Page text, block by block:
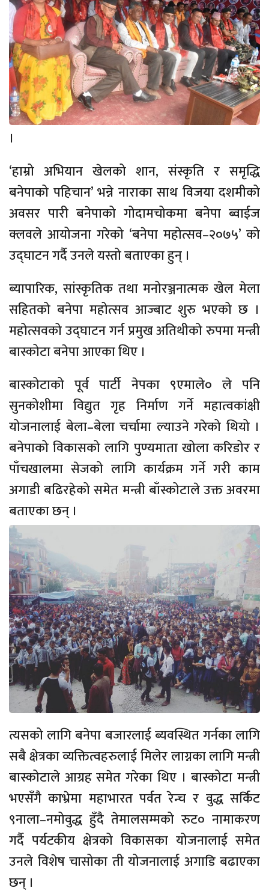
।
‘हाम्रो अभियान खेलको शान, संस्कृति र समृद्धि
बनेपाको पहिचान’ भन्ने नाराका साथ विजया दशमीको
अवसर पारी बनेपाको गोदामचोकमा बनेपा ब्वाईज
क्लवले आयोजना गरेको ‘बनेपा महोत्सव–२०७५’ को
उद्घाटन गर्दै उनले यस्तो बताएका हुन् ।
ब्यापारिक, सांस्कृतिक तथा मनोरञ्जनात्मक खेल मेला
सहितको बनेपा महोत्सव आज्बाट शुरु भएको छ ।
महोत्सवको उद्घाटन गर्न प्रमुख अतिथीको रुपमा मन्त्री
बास्कोटा बनेपा आएका थिए ।
बास्कोटाको पूर्व पार्टी नेपका ९एमाले० ले पनि
सुनकोशीमा विद्युत गृह निर्माण गर्ने महात्वकांक्षी
योजनालाई बेला–बेला चर्चामा ल्याउने गरेको थियो ।
बनेपाको विकासको लागि पुण्यमाता खोला करिडोर र
पाँचखालमा सेजको लागि कार्यक्रम गर्ने गरी काम
अगाडी बढिरहेको समेत मन्त्री बाँस्कोटाले उक्त अवरमा
बताएका छन् ।
त्यसको लागि बनेपा बजारलाई ब्यवस्थित गर्नका लागि
सबै क्षेत्रका व्यक्तित्वहरुलाई मिलेर लाग्नका लागि मन्त्री
बास्कोटाले आग्रह समेत गरेका थिए । बास्कोटा मन्त्री
भएसँगै काभ्रेमा महाभारत पर्वत रेन्च र वुद्ध सर्किट
९नाला–नमोवुद्ध हुँदै तेमालसम्मको रुट० नामाकरण
गर्दै पर्यटकीय क्षेत्रको विकासका योजनालाई समेत
उनले विशेष चासोका ती योजनालाई अगाडि बढाएका
छन् ।